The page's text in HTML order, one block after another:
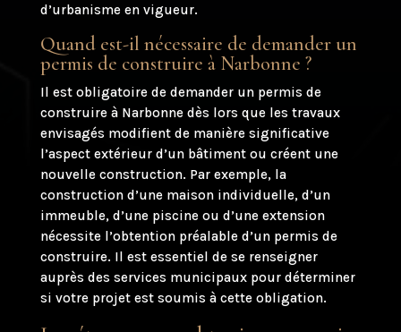
d’urbanisme en vigueur.
Quand est-il nécessaire de demander un
permis de construire à Narbonne ?
Il est obligatoire de demander un permis de
construire à Narbonne dès lors que les travaux
envisagés modifient de manière significative
l’aspect extérieur d’un bâtiment ou créent une
nouvelle construction. Par exemple, la
construction d’une maison individuelle, d’un
immeuble, d’une piscine ou d’une extension
nécessite l’obtention préalable d’un permis de
construire. Il est essentiel de se renseigner
auprès des services municipaux pour déterminer
si votre projet est soumis à cette obligation.